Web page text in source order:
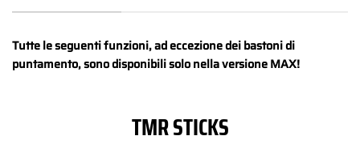
Tutte le seguenti funzioni, ad eccezione dei bastoni di
puntamento, sono disponibili solo nella versione MAX!
TMR STICKS